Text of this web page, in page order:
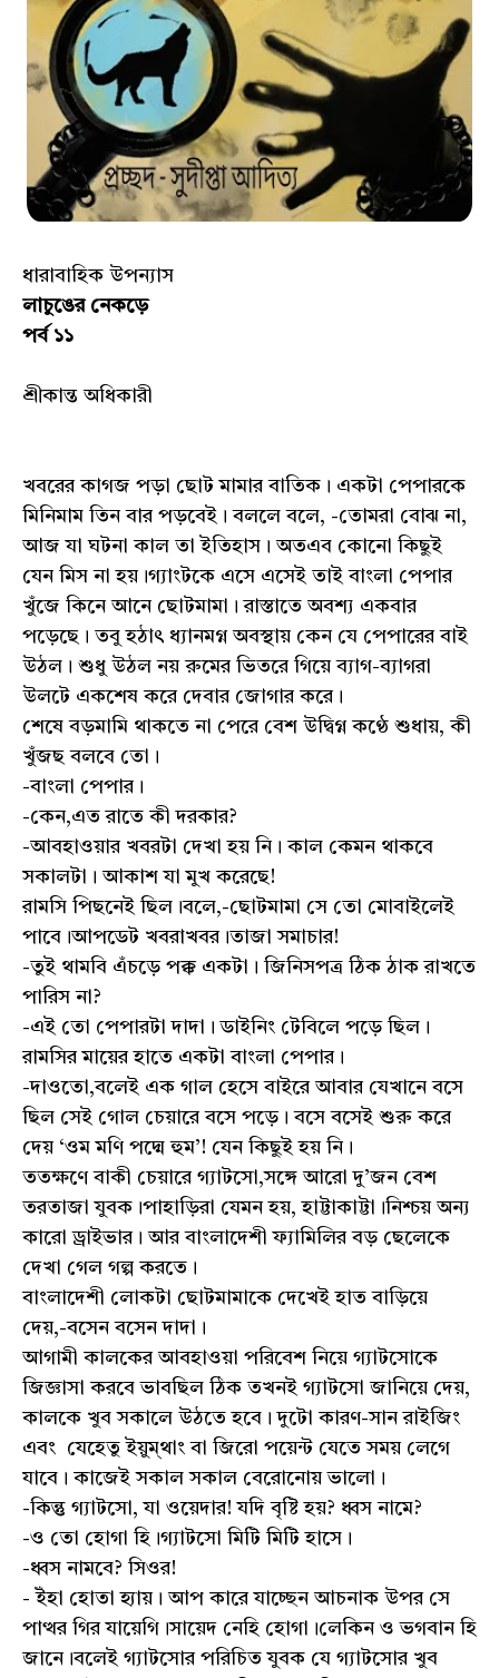
ধারাবাহিক উপন্যাস
লাচুঙের নেকড়ে
পর্ব ১১
শ্রীকান্ত অধিকারী
খবরের কাগজ পড়া ছোট মামার বাতিক। একটা পেপারকে
মিনিমাম তিন বার পড়বেই। বললে বলে, -তোমরা বোঝ না,
আজ যা ঘটনা কাল তা ইতিহাস। অতএব কোনো কিছুই
যেন মিস না হয়।গ্যাংটকে এসে এসেই তাই বাংলা পেপার
খুঁজে কিনে আনে ছোটমামা। রাস্তাতে অবশ্য একবার
পড়েছে। তবু হঠাৎ ধ্যানমগ্ন অবস্থায় কেন যে পেপারের বাই
উঠল। শুধু উঠল নয় রুমের ভিতরে গিয়ে ব্যাগ-ব্যাগরা
উলটে একশেষ করে দেবার জোগার করে।
শেষে বড়মামি থাকতে না পেরে বেশ উদ্বিগ্ন কণ্ঠে শুধায়, কী
খুঁজছ বলবে তো।
-বাংলা পেপার।
-কেন,এত রাতে কী দরকার?
-আবহাওয়ার খবরটা দেখা হয় নি। কাল কেমন থাকবে
সকালটা। আকাশ যা মুখ করেছে!
রামসি পিছনেই ছিল।বলে,-ছোটমামা সে তো মোবাইলেই
পাবে।আপডেট খবরাখবর।তাজা সমাচার!
-তুই থামবি এঁচড়ে পক্ক একটা। জিনিসপত্র ঠিক ঠাক রাখতে
পারিস না?
-এই তো পেপারটা দাদা। ডাইনিং টেবিলে পড়ে ছিল।
রামসির মায়ের হাতে একটা বাংলা পেপার।
-দাওতো,বলেই এক গাল হেসে বাইরে আবার যেখানে বসে
ছিল সেই গোল চেয়ারে বসে পড়ে। বসে বসেই শুরু করে
দেয় ‘ওম মণি পদ্মে হুম’! যেন কিছুই হয় নি।
ততক্ষণে বাকী চেয়ারে গ্যাটসো,সঙ্গে আরো দু’জন বেশ
তরতাজা যুবক।পাহাড়িরা যেমন হয়, হাট্টাকাট্টা।নিশ্চয় অন্য
কারো ড্রাইভার। আর বাংলাদেশী ফ্যামিলির বড় ছেলেকে
দেখা গেল গল্প করতে।
বাংলাদেশী লোকটা ছোটমামাকে দেখেই হাত বাড়িয়ে
দেয়,-বসেন বসেন দাদা।
আগামী কালকের আবহাওয়া পরিবেশ নিয়ে গ্যাটসোকে
জিজ্ঞাসা করবে ভাবছিল ঠিক তখনই গ্যাটসো জানিয়ে দেয়,
কালকে খুব সকালে উঠতে হবে। দুটো কারণ-সান রাইজিং
এবং যেহেতু ইয়ুম্থাং বা জিরো পয়েন্ট যেতে সময় লেগে
যাবে। কাজেই সকাল সকাল বেরোনোয় ভালো।
-কিন্তু গ্যাটসো, যা ওয়েদার! যদি বৃষ্টি হয়? ধ্বস নামে?
-ও তো হোগা হি।গ্যাটসো মিটি মিটি হাসে।
-ধ্বস নামবে? সিওর!
- ইঁহা হোতা হ্যায়। আপ কারে যাচ্ছেন আচনাক উপর সে
পাত্থর গির যায়েগি।সায়েদ নেহি হোগা।লেকিন ও ভগবান হি
জানে।বলেই গ্যাটসোর পরিচিত যুবক যে গ্যাটসোর খুব